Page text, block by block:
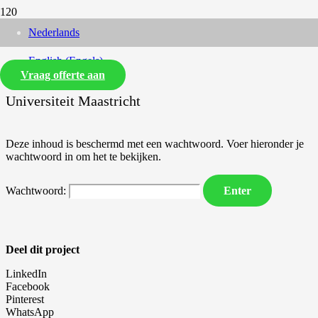
Nederlands
English(Engels)
Vraag offerte aan
Universiteit Maastricht
Deze inhoud is beschermd met een wachtwoord. Voer hieronder je
wachtwoord in om het te bekijken.
Wachtwoord:
Deel dit project
LinkedIn
Facebook
Pinterest
WhatsApp